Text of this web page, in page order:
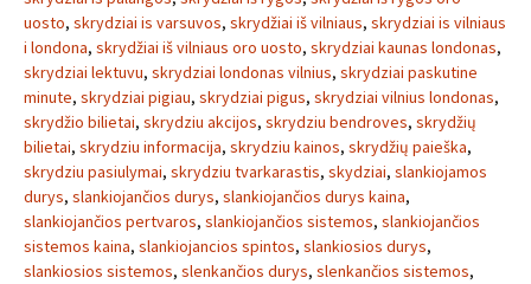
uosto, skrydziai is varsuvos, skrydžiai iš vilniaus, skrydziai is vilniaus
i londona, skrydžiai iš vilniaus oro uosto, skrydziai kaunas londonas,
skrydziai lektuvu, skrydziai londonas vilnius, skrydziai paskutine
minute, skrydziai pigiau, skrydziai pigus, skrydziai vilnius londonas,
skrydžio bilietai, skrydziu akcijos, skrydziu bendroves, skrydžių
bilietai, skrydziu informacija, skrydziu kainos, skrydžių paieška,
skrydziu pasiulymai, skrydziu tvarkarastis, skydziai, slankiojamos
durys, slankiojančios durys, slankiojančios durys kaina,
slankiojančios pertvaros, slankiojančios sistemos, slankiojančios
sistemos kaina, slankiojancios spintos, slankiosios durys,
slankiosios sistemos, slenkančios durys, slenkančios sistemos,